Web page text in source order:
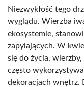
Niezwykłość tego
wyglądu. Wierzba
ekosystemie,
zapylających. W
się do życia,
często
dekoracjach wnętrz.